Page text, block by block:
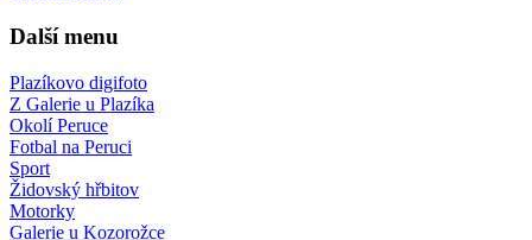
Další menu
Plazíkovo digifoto
Z Galerie u Plazíka
Okolí Peruce
Fotbal na Peruci
Sport
Židovský hřbitov
Motorky
Galerie u Kozorožce